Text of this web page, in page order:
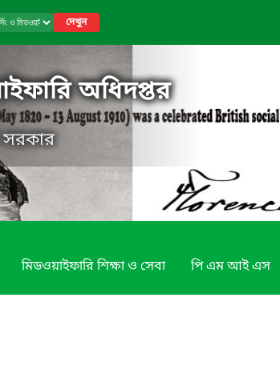
দেখুন
অধিদপ্তর
সরকার
মিডওয়াইফারি শিক্ষা ও সেবা পি এম আই এস